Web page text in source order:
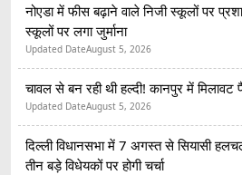
नोएडा में फीस बढ़ाने वाले निजी स्कूलों पर
स्कूलों पर लगा जुर्माना
Updated DateAugust 5, 2026
चावल से बन रही थी हल्दी! कानपुर में मिलावट
Updated DateAugust 5, 2026
दिल्ली विधानसभा में 7 अगस्त से सियासी
तीन बड़े विधेयकों पर होगी चर्चा